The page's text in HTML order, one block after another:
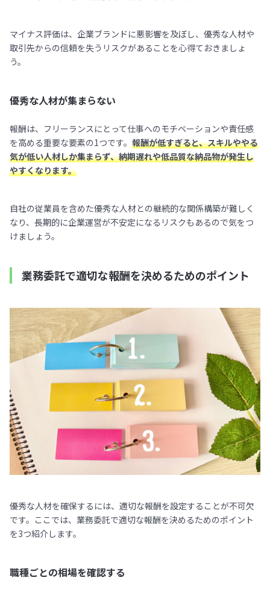
マイナス評価は、企業ブランドに悪影響を及ぼし、優秀な人材や
取引先からの信頼を失うリスクがあることを心得ておきましょ
う。
優秀な人材が集まらない
報酬は、フリーランスにとって仕事へのモチベーションや責任感
を高める重要な要素の1つです。 報酬が低すぎると、スキルややる
気が低い人材しか集まらず、納期遅れや低品質な納品物が発生し
やすくなります。
自社の従業員を含めた優秀な人材との継続的な関係構築が難しく
なり、長期的に企業運営が不安定になるリスクもあるので気をつ
けましょう。
業務委託で適切な報酬を決めるためのポイント
優秀な人材を確保するには、適切な報酬を設定することが不可欠
です。ここでは、業務委託で適切な報酬を決めるためのポイント
を3つ紹介します。
職種ごとの相場を確認する